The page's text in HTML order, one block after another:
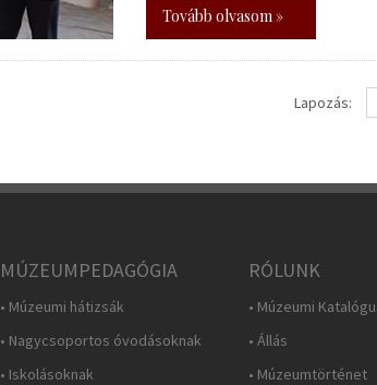
Tovább olvasom »
Lapozás:
MÚZEUMPEDAGÓGIA
• Múzeumi hátizsák
• Nagycsoportos óvodásoknak
• Iskolásoknak
RÓLUNK
• Múzeumi
• Állás
• Múzeumtörténet